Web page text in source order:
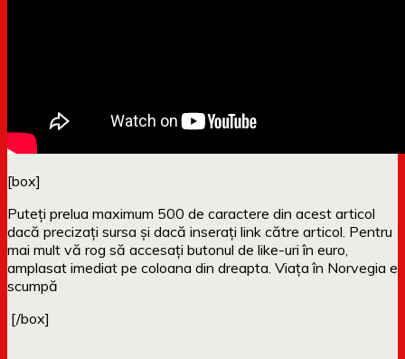
[box]
Puteți prelua maximum 500 de caractere din acest articol
dacă precizați sursa și dacă inserați link către articol. Pentru
mai mult vă rog să accesați butonul de like-uri în euro,
amplasat imediat pe coloana din dreapta. Viața în Norvegia e
scumpă
[/box]